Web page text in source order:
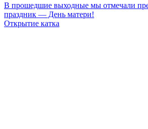
В прошедшие выходные мы отмечали
праздник — День матери!
Открытие катка